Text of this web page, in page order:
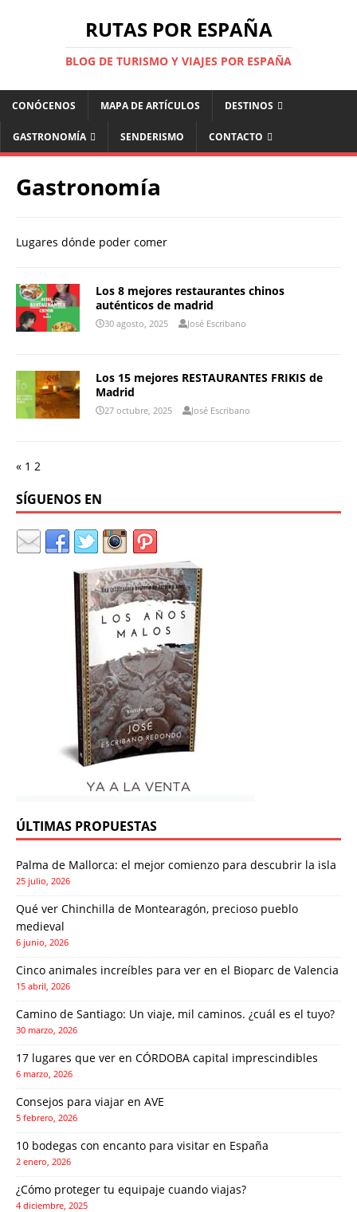
RUTAS POR ESPAÑA
BLOG DE TURISMO Y VIAJES POR ESPAÑA
CONÓCENOS MAPA DE ARTÍCULOS DESTINOS
GASTRONOMÍA SENDERISMO CONTACTO
Gastronomía
Lugares dónde poder comer
Los 8 mejores restaurantes chinos
auténticos de madrid
30 agosto, 2025 José Escribano
Los 15 mejores RESTAURANTES FRIKIS de
Madrid
27 octubre, 2025 José Escribano
« 1 2
SÍGUENOS EN
ÚLTIMAS PROPUESTAS
Palma de Mallorca: el mejor comienzo para descubrir la isla
25 julio, 2026
Qué ver Chinchilla de Montearagón, precioso pueblo
medieval
6 junio, 2026
Cinco animales increíbles para ver en el Bioparc de Valencia
15 abril, 2026
Camino de Santiago: Un viaje, mil caminos. ¿cuál es el tuyo?
30 marzo, 2026
17 lugares que ver en CÓRDOBA capital imprescindibles
6 marzo, 2026
Consejos para viajar en AVE
5 febrero, 2026
10 bodegas con encanto para visitar en España
2 enero, 2026
¿Cómo proteger tu equipaje cuando viajas?
4 diciembre, 2025